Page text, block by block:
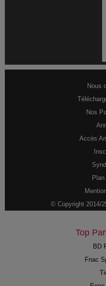
Nous
Nos
Accès
© Copyright 2014/
Top
BD
Fnac